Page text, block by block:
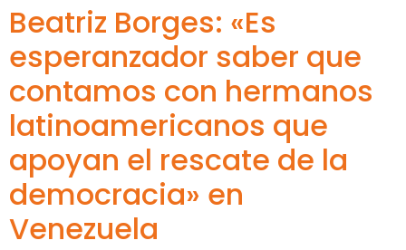
Beatriz Borges: «Es
esperanzador saber que
contamos con hermanos
latinoamericanos que
apoyan el rescate de la
democracia» en
Venezuela